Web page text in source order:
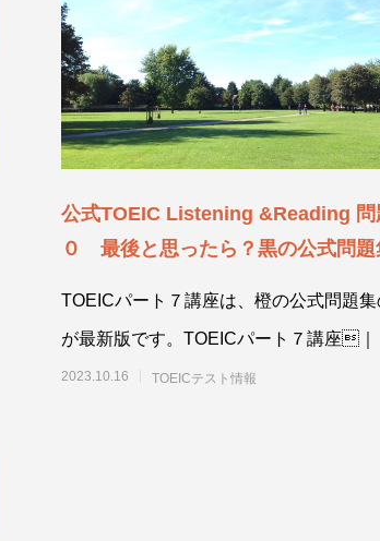
公式TOEIC Listening &Reading 問
０ 最後と思ったら？黒の公式問題
TOEICパート７講座は、橙の公式問題集
が最新版です。TOEICパート７講座｜
点、７００点の壁を突破！念願の
2023.10.16 TOEICテスト情報